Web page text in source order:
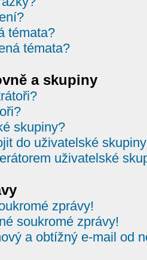
témata?
témata?
a skupiny
skupiny?
do uživatelské
uživatelské
zprávy!
soukromé zprávy!
a obtížný e-mail od